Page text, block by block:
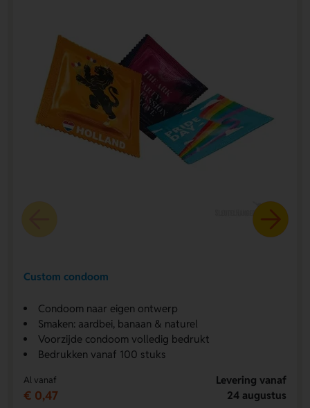
Custom condoom
Condoom naar eigen ontwerp
Smaken: aardbei, banaan & naturel
Voorzijde condoom volledig bedrukt
Bedrukken vanaf 100 stuks
Al vanaf
€ 0,47
Levering vanaf
24 augustus